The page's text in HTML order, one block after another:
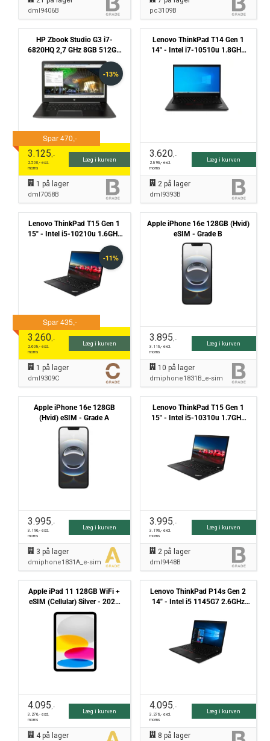
dml9406B pc3109B
HP Zbook Studio G3 i7-
6820HQ 2,7 GHz 8GB 512GB
NVMe Win10 Pro - Grade B
3.125,-
2.500,- excl.
moms
Læg i kurven
1 på lager
dml7058B
Lenovo ThinkPad T14 Gen 1
14" - Intel i7-10510u 1.8GHz
- Grade B
3.620,-
2.896,- excl.
moms
Læg i kurven
2på lager
dml9393B
Lenovo ThinkPad T15 Gen 1
15" - Intel i5-10210u 1.6GHz
256GB NVMe 8GB Win11 Pro
- Grade C
3.260,-
2.608,- excl.
moms
Læg i kurven
1 på lager
dml9309C
Apple iPhone 16e 128GB (Hvid)
eSIM - Grade B
3.895,-
3.116,- excl.
moms
Læg i kurven
10 på lager
dmiphone1831B_e-sim
Apple iPhone 16e 128GB
(Hvid) eSIM - Grade A
3.995,-
3.196,- excl.
moms
Læg i kurven
3 på lager
dmiphone1831A_e-sim
Lenovo ThinkPad T15 Gen 1
15" - Intel i5-10310u 1.7GHz
Grade B
3.995,-
3.196,- excl.
moms
Læg i kurven
2på lager
dml9448B
Apple iPad 11 128GB WiFi +
eSIM (Cellular) Silver - 2025
(A16) - Grade A
4.095,-
3.276,- excl.
moms
Læg i kurven
4på lager
Lenovo ThinkPad P14s Gen 2
14" - Intel i5 1145G7 2.6GHz
T500 - Win11 Pro - Grade B
4.095,-
3.276,- excl.
moms
Læg i kurven
8 på lager